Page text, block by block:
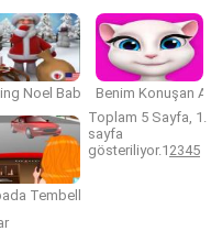
Noel Baba Benim Konuşan
Tembellik
Toplam 5 Sayfa, 1.
sayfa
gösteriliyor. 1 2345